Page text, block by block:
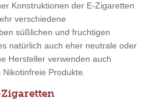
Konstruktionen der E-Zigaretten
verschiedene
süßlichen und fruchtigen
natürlich auch eher neutrale oder
Hersteller verwenden auch
Produkte.